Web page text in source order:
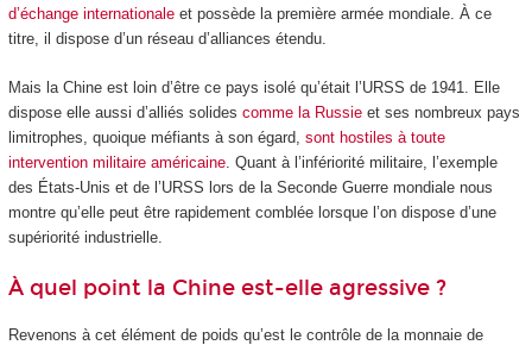
d’échange internationaleet possède la première armée mondiale. À ce
titre, il dispose d’un réseau d’alliances étendu.
Mais la Chine est loin d’être ce pays isolé qu’était l’URSS de 1941. Elle
dispose elle aussi d’alliés solides comme la Russieet ses nombreux pays
limitrophes, quoique méfiants à son égard, sont hostiles à toute
intervention militaire américaine. Quant à l’infériorité militaire, l’exemple
des États-Unis et de l’URSS lors de la Seconde Guerre mondiale nous
montre qu’elle peut être rapidement comblée lorsque l’on dispose d’une
supériorité industrielle.
À quel point la Chine est-elle agressive ?
Revenons à cet élément de poids qu’est le contrôle de la monnaie de